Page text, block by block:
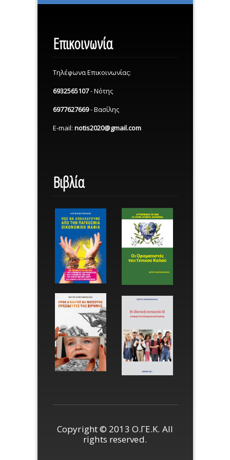
Επικοινωνία
Τηλέφωνα Επικοινωνίας:
6932565107- Νότης
6977627669- Βασίλης
E-mail: notis2020@gmail.com
Βιβλία
Copyright © 2013 Ο.ΓΕ.Κ. All
rights reserved.